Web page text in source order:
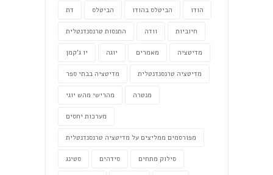
דת הביטלס הביטלס בהודו הודו
התנסות טרנסנדנטלית וודה חיוביות
יו ג'קמן יוגה מאמרים מדיטציה
מדיטציה בבתי ספר מדיטציה טרנסנדנטלית
מהרישי מהש יוגי מנטרה
מערכות יחסים
מפורסמים ממליצים על מדיטציה טרנסנדנטלית
סטינג סידהים סילוק מתחים